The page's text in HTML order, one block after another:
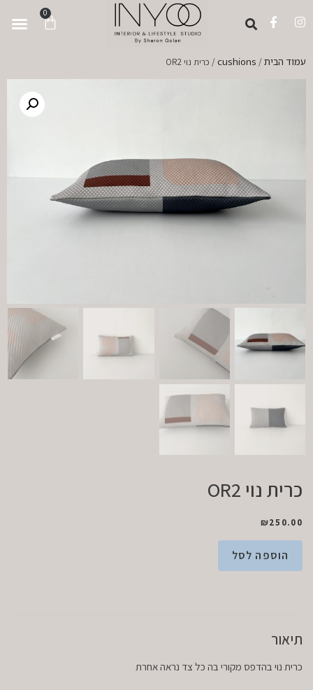
0
כרית נוי OR2
₪250.00
הוספה לסל
תיאור
כרית נוי בהדפס מקורי בה כל צד נראה אחרת
עמוד הבית/
cushions/ כרית נוי OR2